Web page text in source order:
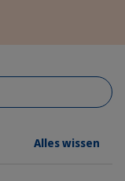
Alles wissen